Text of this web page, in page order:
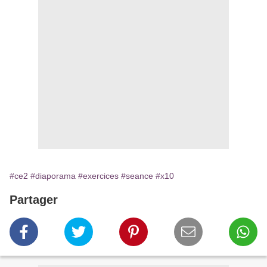
#ce2 #diaporama #exercices #seance #x10
Partager